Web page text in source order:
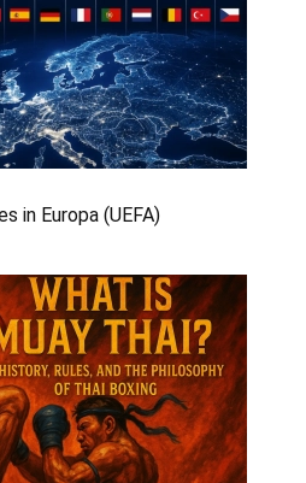
in Europa (UEFA)